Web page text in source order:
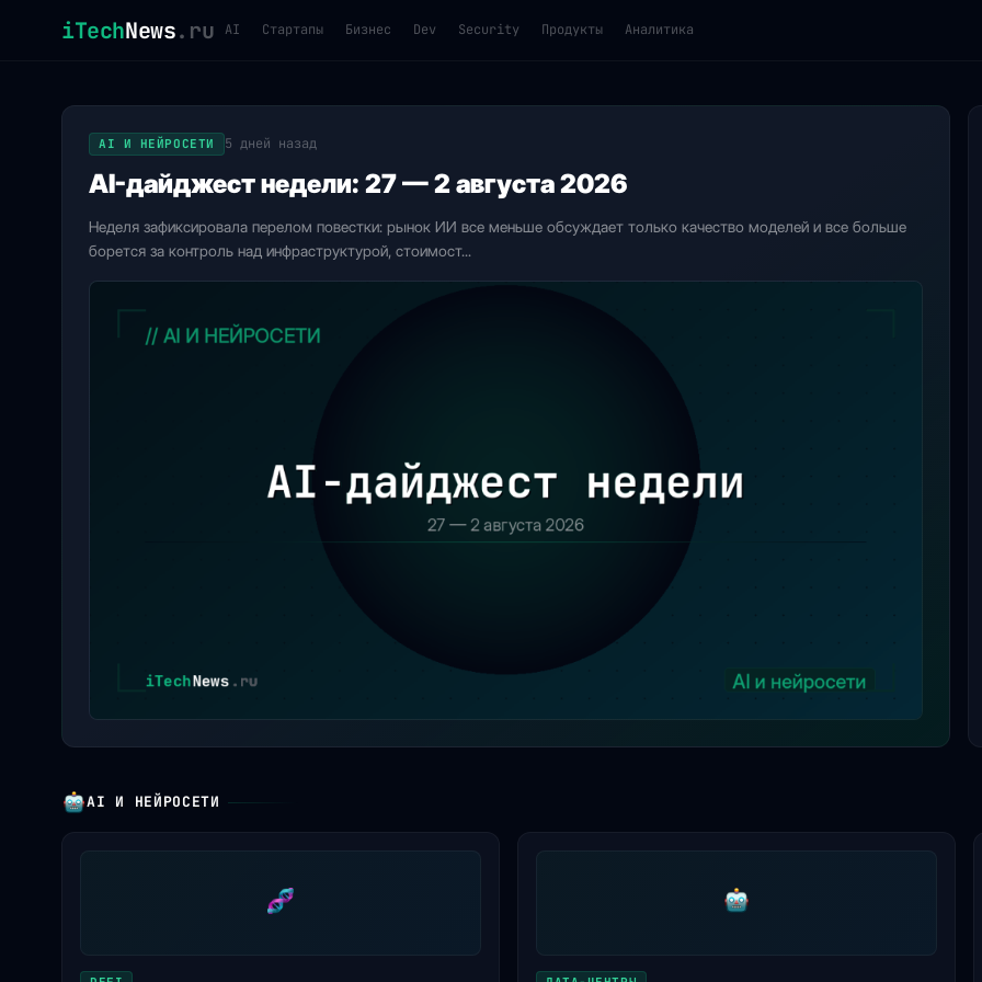
iTechNews.ru AI Стартапы Бизнес Dev Security Продукты Аналитика
AI И НЕЙРОСЕТИ 5 дней назад
AI-дайджест недели: 27 — 2 августа 2026
Неделя зафиксировала перелом повестки: рынок ИИ все меньше обсуждает только качество моделей и все больше
борется за контроль над инфраструктурой, стоимост...
AI И НЕЙРОСЕТИ